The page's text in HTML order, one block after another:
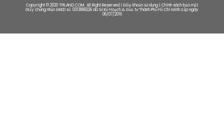
Copyright © 2020 TPILAND.COM. All Right Reserved | Điều khoản sử dụng | Chính sách bảo mật
Giấy chứng nhận ĐKKD số: 0313899226 do Sở Kế Hoạch & Đầu tư Thành Phố Hồ Chí Minh cấp ngày
06/07/2016